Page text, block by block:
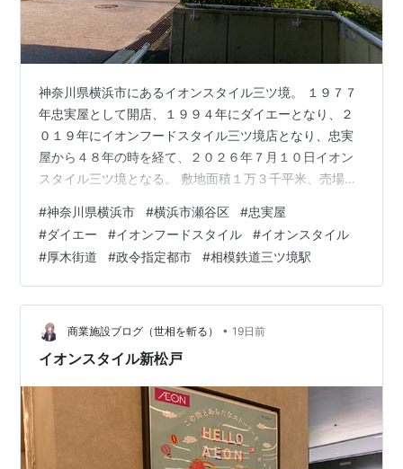
神奈川県横浜市にあるイオンスタイル三ツ境。 １９７７
年忠実屋として開店、１９９４年にダイエーとなり、２
０１９年にイオンフードスタイル三ツ境店となり、忠実
屋から４８年の時を経て、２０２６年７月１０日イオン
スタイル三ツ境となる。 敷地面積１万３千平米、売場面
２６年になって最近、ダイエーからイオンスタイルへの
出店が加速しています。 最寄インターだと、二俣川あた
りから、もしくは、横浜町田インターあたりから瀬谷方
面からくることになるかと思います。 実は、約５カ月の
間、休業していてからのオープン。秋はもうすぐ、今秋
全館オープンとあります。相模鉄道三ツ境駅か…
#神奈川県横浜市 #横浜市瀬谷区 #忠実屋
#ダイエー #イオンフードスタイル #イオンスタイル
#厚木街道 #政令指定都市 #相模鉄道三ツ境駅
商業施設ブログ（世相を斬る） • 19日前
イオンスタイル新松戸